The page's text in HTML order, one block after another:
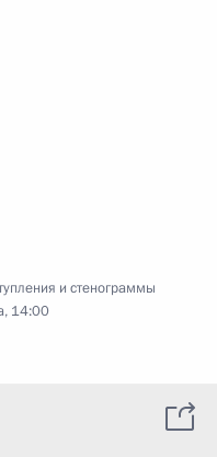
и стенограммы
14:00